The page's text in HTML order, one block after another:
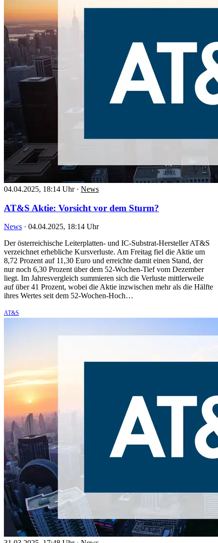
04.04.2025, 18:14 Uhr · News
AT&S Aktie: Vorsicht vor dem Sturm?
News · 04.04.2025, 18:14 Uhr
Der österreichische Leiterplatten- und IC-Substrat-Hersteller AT&S
verzeichnet erhebliche Kursverluste. Am Freitag fiel die Aktie um
8,72 Prozent auf 11,30 Euro und erreichte damit einen Stand, der
nur noch 6,30 Prozent über dem 52-Wochen-Tief vom Dezember
liegt. Im Jahresvergleich summieren sich die Verluste mittlerweile
auf über 41 Prozent, wobei die Aktie inzwischen mehr als die Hälfte
ihres Wertes seit dem 52-Wochen-Hoch…
AT&S